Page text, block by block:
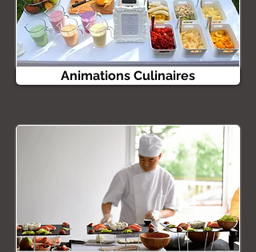
Animations Culinaires